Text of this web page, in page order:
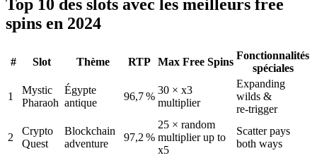
Top 10 des slots avec les meilleurs free
spins en 2024
# Slot Thème RTP Max Free Spins
Fonctionnalités
spéciales
1
Mystic
Pharaoh
Égypte
antique
96,7 %
30 × x3
multiplier
Expanding
wilds &
re‑trigger
2
Crypto
Quest
Blockchain
adventure
97,2 %
25 × random
multiplier up to
x5
Scatter pays
both ways